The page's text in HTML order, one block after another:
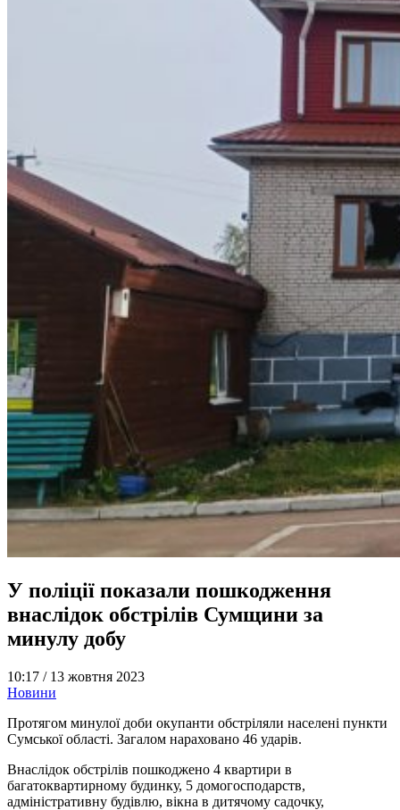
У поліції показали пошкодження
внаслідок обстрілів Сумщини за
минулу добу
10:17 / 13 жовтня 2023
Новини
Протягом минулої доби окупанти обстріляли населені пункти
Сумської області. Загалом нараховано 46 ударів.
Внаслідок обстрілів пошкоджено 4 квартири в
багатоквартирному будинку, 5 домогосподарств,
адміністративну будівлю, вікна в дитячому садочку,